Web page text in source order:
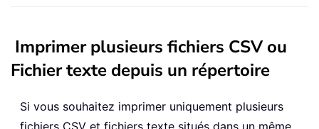
Imprimer plusieurs fichiers CSV ou
Fichier texte depuis un répertoire
Si vous souhaitez imprimer uniquement plusieurs